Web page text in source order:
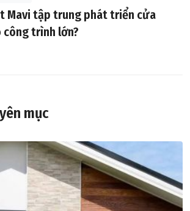
Mavi tập trung phát triển cửa
công trình lớn?
mục